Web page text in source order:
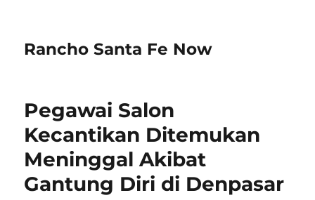
Rancho Santa Fe Now
Pegawai Salon
Kecantikan Ditemukan
Meninggal Akibat
Gantung Diri di Denpasar